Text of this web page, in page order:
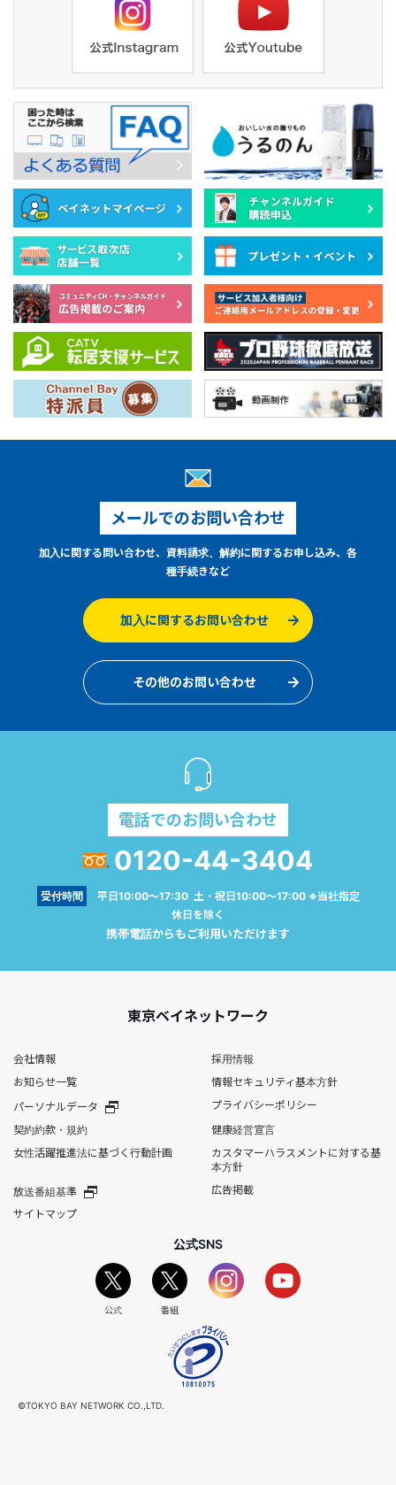
メールでのお問い合わせ
加入に関する問い合わせ、資料請求、解約に関するお申し込み、各
種手続きなど
加入に関するお問い合わせ
その他のお問い合わせ
電話でのお問い合わせ
0120-44-3404
受付時間
平日10:00～17:30 土・祝日10:00～17:00 ※当社指定
休日を除く
携帯電話からもご利用いただけます
東京ベイネットワーク
会社情報
採用情報
お知らせ一覧
情報セキュリティ基本方針
パーソナルデータ
プライバシーポリシー
契約約款・規約
健康経営宣言
女性活躍推進法に基づく行動計画
カスタマーハラスメントに対する基
本方針
放送番組基準
広告掲載
サイトマップ
公式SNS
公式 番組
©TOKYO BAY NETWORK CO.,LTD.